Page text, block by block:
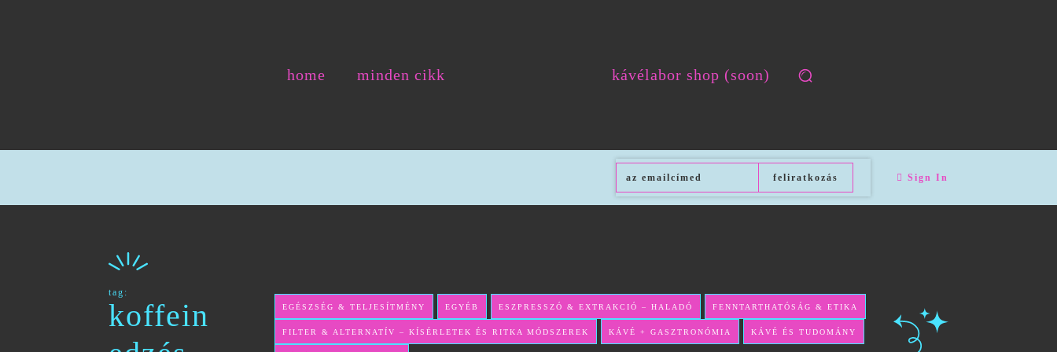
home minden cikk kávélabor shop (soon)
feliratkozás Sign In
tag:
koffein
EGÉSZSÉG & TELJESÍTMÉNY EGYÉB ESZPRESSZÓ & EXTRAKCIÓ – HALADÓ FENNTARTHATÓSÁG & ETIKA
FILTER & ALTERNATÍV – KÍSÉRLETEK ÉS RITKA MÓDSZEREK KÁVÉ + GASZTRONÓMIA KÁVÉ ÉS TUDOMÁNY